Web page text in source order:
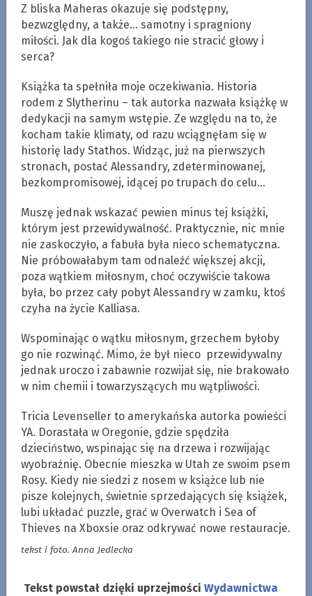
Z bliska Maheras okazuje się podstępny,
bezwzględny, a także… samotny i spragniony
miłości. Jak dla kogoś takiego nie stracić głowy i
serca?
Książka ta spełniła moje oczekiwania. Historia
rodem z Slytherinu – tak autorka nazwała książkę w
dedykacji na samym wstępie. Ze względu na to, że
kocham takie klimaty, od razu wciągnęłam się w
historię lady Stathos. Widząc, już na pierwszych
stronach, postać Alessandry, zdeterminowanej,
bezkompromisowej, idącej po trupach do celu…
Muszę jednak wskazać pewien minus tej książki,
którym jest przewidywalność. Praktycznie, nic mnie
nie zaskoczyło, a fabuła była nieco schematyczna.
Nie próbowałabym tam odnaleźć większej akcji,
poza wątkiem miłosnym, choć oczywiście takowa
była, bo przez cały pobyt Alessandry w zamku, ktoś
czyha na życie Kalliasa.
Wspominając o wątku miłosnym, grzechem byłoby
go nie rozwinąć. Mimo, że był nieco przewidywalny
jednak uroczo i zabawnie rozwijał się, nie brakowało
w nim chemii i towarzyszących mu wątpliwości.
Tricia Levenseller to amerykańska autorka powieści
YA. Dorastała w Oregonie, gdzie spędziła
dzieciństwo, wspinając się na drzewa i rozwijając
wyobraźnię. Obecnie mieszka w Utah ze swoim psem
Rosy. Kiedy nie siedzi z nosem w książce lub nie
pisze kolejnych, świetnie sprzedających się książek,
lubi układać puzzle, grać w Overwatch i Sea of
Thieves na Xboxsie oraz odkrywać nowe restauracje.
tekst i foto. Anna Jedlecka
Tekst powstał dzięki uprzejmości Wydawnictwa